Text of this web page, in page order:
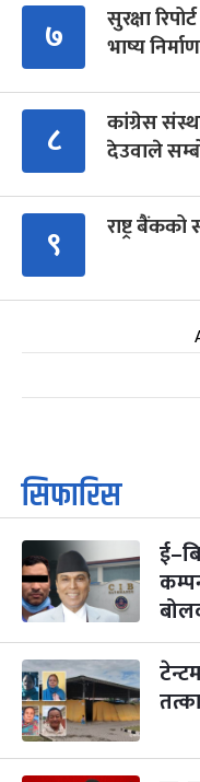
७
सुरक्षा
भाष्य
८
कांग्रेस
देउवाले
९ राष्ट्र
सिफारिस